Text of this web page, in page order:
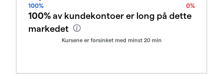
100%
0%
100%av kundekontoer er long på dette
markedet
Kursene er forsinket med minst 20 min